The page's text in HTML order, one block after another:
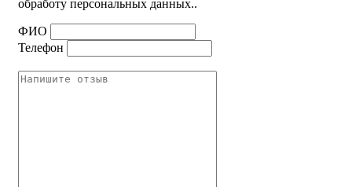
обработу персональных данных..
ФИО
Телефон